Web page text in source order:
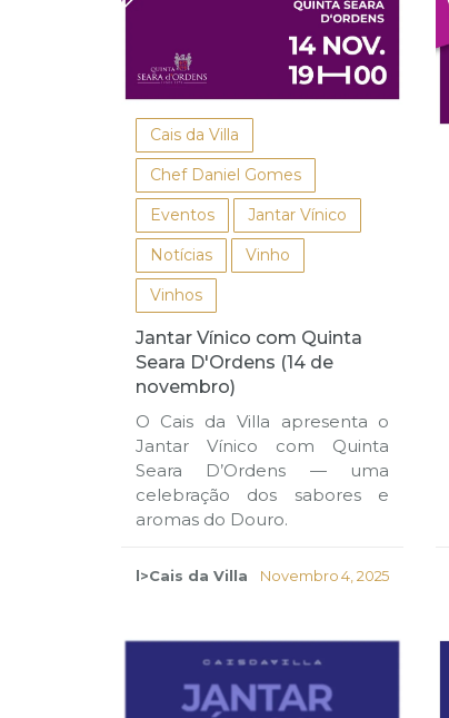
Cais da Villa
Chef Daniel Gomes
Eventos
Jantar Vínico
Notícias
Vinho
Vinhos
Jantar Vínico com Quinta
Seara D'Ordens (14 de
novembro)
O Cais da Villa apresenta o
Jantar Vínico com Quinta
Seara D’Ordens — uma
celebração dos sabores e
aromas do Douro.
l>Cais da Villa Novembro 4, 2025